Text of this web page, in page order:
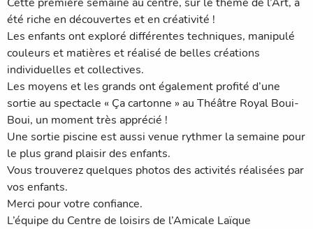
été riche en découvertes et en créativité !
Les enfants ont exploré différentes techniques, manipulé
couleurs et matières et réalisé de belles créations
individuelles et collectives.
Les moyens et les grands ont également profité d’une
sortie au spectacle « Ça cartonne » au Théâtre Royal Boui-
Boui, un moment très apprécié !
Une sortie piscine est aussi venue rythmer la semaine pour
le plus grand plaisir des enfants.
Vous trouverez quelques photos des activités réalisées par
vos enfants.
Merci pour votre confiance.
L’équipe du Centre de loisirs de l’Amicale Laïque